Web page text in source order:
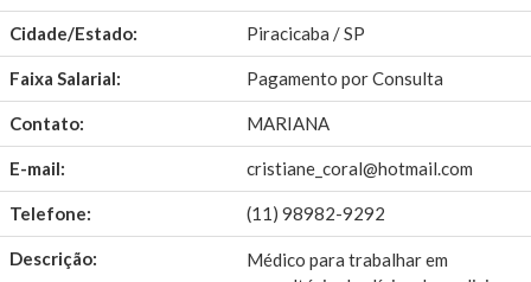
Cidade/Estado: Piracicaba / SP
Faixa Salarial: Pagamento por Consulta
Contato: MARIANA
E-mail: cristiane_coral@hotmail.com
Telefone: (11) 98982-9292
Descrição:
Médico para trabalhar em